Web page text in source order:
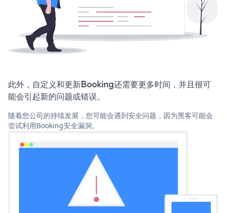
此外，自定义和更新Booking还需要更多时间，并且很可
能会引起新的问题或错误。
随着您公司的持续发展，您可能会遇到安全问题，因为黑客可能会
尝试利用Booking安全漏洞。